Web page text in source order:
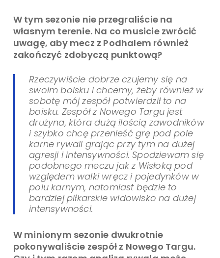
W tym sezonie nie przegraliście na
własnym terenie. Na co musicie zwrócić
uwagę, aby mecz z Podhalem również
zakończyć zdobyczą punktową?
Rzeczywiście dobrze czujemy się na
swoim boisku i chcemy, żeby również w
sobotę mój zespół potwierdził to na
boisku. Zespół z Nowego Targu jest
drużyna, która dużą ilością zawodników
i szybko chcę przenieść grę pod pole
karne rywali grając przy tym na dużej
agresji i intensywności. Spodziewam się
podobnego meczu jak z Wisłoką pod
względem walki wręcz i pojedynków w
polu karnym, natomiast będzie to
bardziej piłkarskie widowisko na dużej
intensywności.
W minionym sezonie dwukrotnie
pokonywaliście zespół z Nowego Targu.